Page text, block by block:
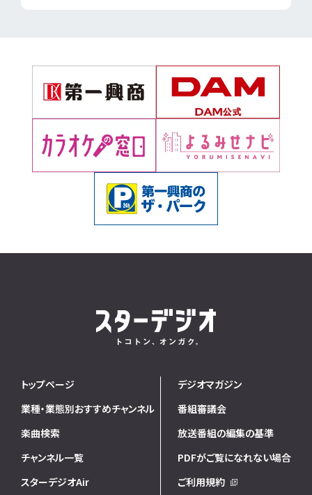
トップページ
業種・業態別おすすめチャンネル
楽曲検索
チャンネル一覧
スターデジオAir
デジオマガジン
番組審議会
放送番組の編集の基準
PDFがご覧になれない場合
ご利用規約